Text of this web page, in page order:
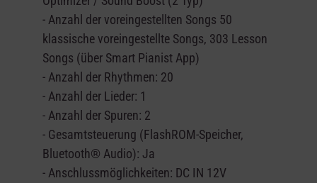
- Anzahl der voreingestellten Songs 50
klassische voreingestellte Songs, 303 Lesson
Songs (über Smart Pianist App)
- Anzahl der Rhythmen: 20
- Anzahl der Lieder: 1
- Anzahl der Spuren: 2
- Gesamtsteuerung (FlashROM-Speicher,
Bluetooth® Audio): Ja
- Anschlussmöglichkeiten: DC IN 12V